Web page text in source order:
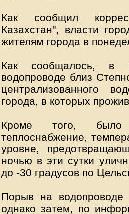
Как сообщил
Казахстан", власти
жителям города в
Как сообщалось, в
водопроводе близ
централизованного
города, в которых
Кроме того, было
теплоснабжение,
уровне,
ночью в эти сутки
до -30 градусов по
Порыв на
однако затем, по